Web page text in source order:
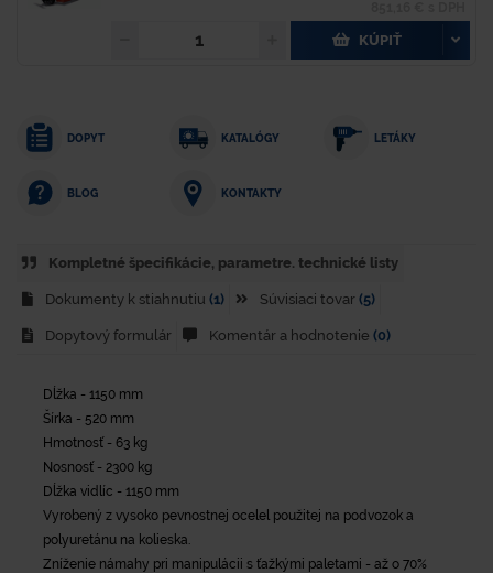
KÚPIŤ
DOPYT KATALÓGY LETÁKY
BLOG KONTAKTY
Kompletné špecifikácie, parametre. technické listy
Dokumenty k stiahnutiu (1) Súvisiaci tovar (5)
Dopytový formulár Komentár a hodnotenie (0)
Dĺžka - 1150 mm
Šírka - 520 mm
Hmotnosť - 63 kg
Nosnosť - 2300 kg
Dĺžka vidlíc - 1150 mm
Vyrobený z vysoko pevnostnej ocelel použitej na podvozok a
polyuretánu na kolieska.
Zníženie námahy pri manipulácii s ťažkými paletami - až o 70%